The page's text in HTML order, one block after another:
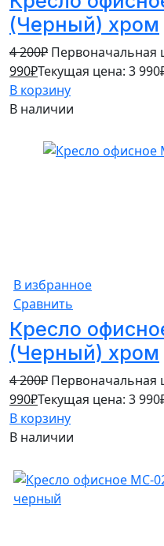
(Черный) хром
4 200₽ Первоначальная
990₽Текущая цена: 3
В корзину
В наличии
В избранное
Сравнить
Кресло
(Черный) хром
4 200₽ Первоначальная
990₽Текущая цена: 3
В корзину
В наличии